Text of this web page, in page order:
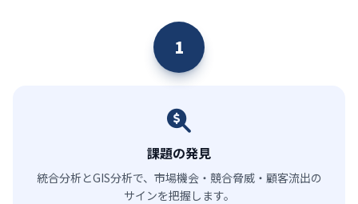
1
課題の発見
統合分析とGIS分析で、市場機会・競合脅威・顧客流出の
サインを把握します。